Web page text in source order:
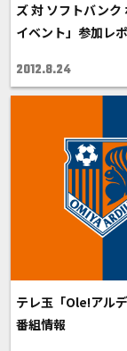
ズ 対 ソフトバンク
イベント」参加レ
2012.8.24
テレ玉「Ole!アルデ
番組情報